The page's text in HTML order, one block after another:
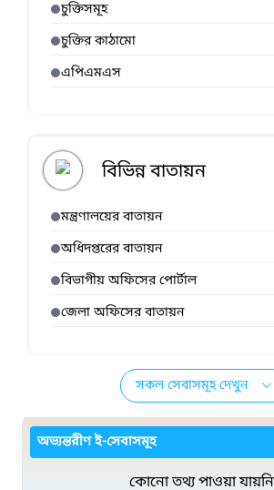
চুক্তিসমূহ
চুক্তির কাঠামো
এপিএমএস
বিভিন্ন বাতায়ন
মন্ত্রণালয়ের বাতায়ন
অধিদপ্তরের বাতায়ন
বিভাগীয় অফিসের পোর্টাল
জেলা অফিসের বাতায়ন
সকল সেবাসমূহ দেখুন
অভ্যন্তরীণ ই-সেবাসমূহ
কোনো তথ্য পাওয়া